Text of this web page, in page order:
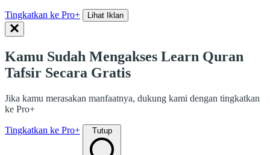
Tingkatkan ke Pro+ Lihat Iklan
Kamu Sudah Mengakses Learn Quran
Tafsir Secara Gratis
Jika kamu merasakan manfaatnya, dukung kami dengan tingkatkan
ke Pro+
Tingkatkan ke Pro+ Tutup